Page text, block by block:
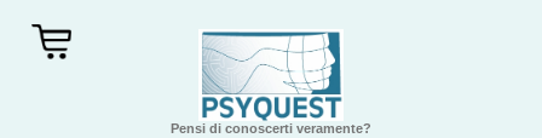
Pensi di conoscerti veramente?